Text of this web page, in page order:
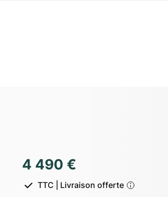
4 490 €
TTC | Livraison offerte